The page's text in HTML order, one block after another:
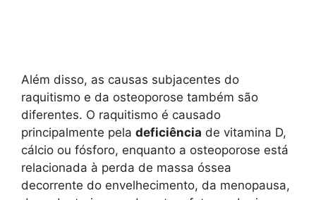
Além disso, as causas subjacentes do
raquitismo e da osteoporose também são
diferentes. O raquitismo é causado
principalmente pela deficiência de vitamina D,
cálcio ou fósforo, enquanto a osteoporose está
relacionada à perda de massa óssea
decorrente do envelhecimento, da menopausa,